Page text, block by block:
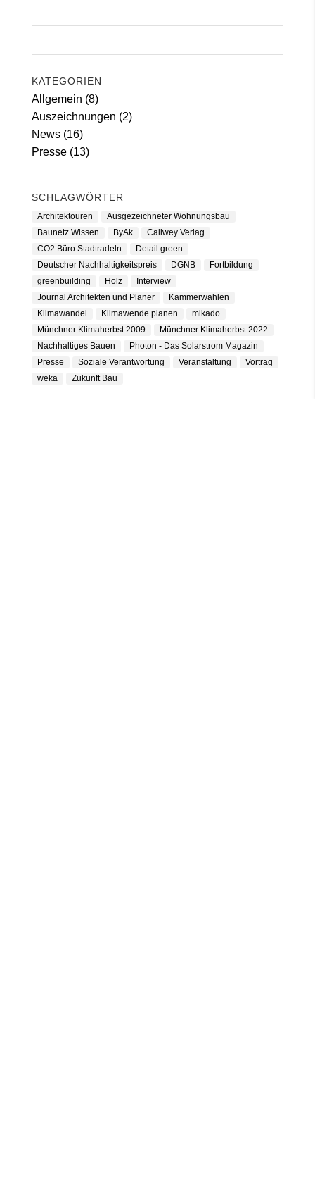
KATEGORIEN
Allgemein (8)
Auszeichnungen (2)
News(16)
Presse(13)
SCHLAGWÖRTER
Architektouren
Ausgezeichneter Wohnungsbau
Baunetz Wissen
ByAk
Callwey Verlag
CO2 Büro Stadtradeln
Detail green
Deutscher Nachhaltigkeitspreis
DGNB
Fortbildung
greenbuilding
Holz
Interview
Journal Architekten und Planer
Kammerwahlen
Klimawandel
Klimawende planen
mikado
Münchner Klimaherbst 2009
Münchner Klimaherbst 2022
Nachhaltiges Bauen
Photon - Das Solarstrom Magazin
Presse
Soziale Verantwortung Veranstaltung
Vortrag
weka
Zukunft Bau